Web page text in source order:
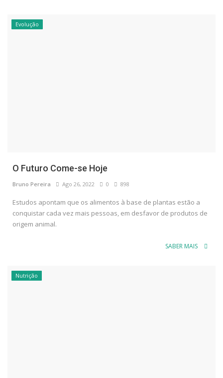
Evolução
O Futuro Come-se Hoje
Bruno Pereira Ago 26, 2022 0 898
Estudos apontam que os alimentos à base de plantas estão a
conquistar cada vez mais pessoas, em desfavor de produtos de
origem animal.
SABER MAIS
Nutrição